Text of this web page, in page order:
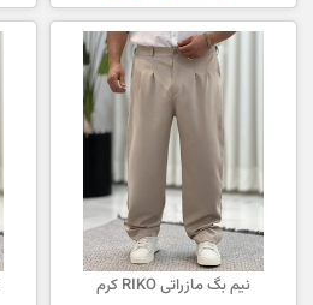
نیم بگ مازراتی RIKO کرم